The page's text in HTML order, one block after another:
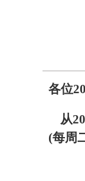
各位
从
(每周